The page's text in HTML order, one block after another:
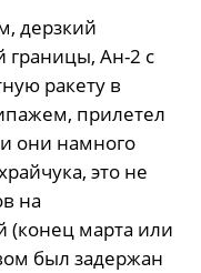
дерзкий
границы, Ан-2 с
ракету в
прилетел
они намного
это не
на
(конец марта или
был задержан